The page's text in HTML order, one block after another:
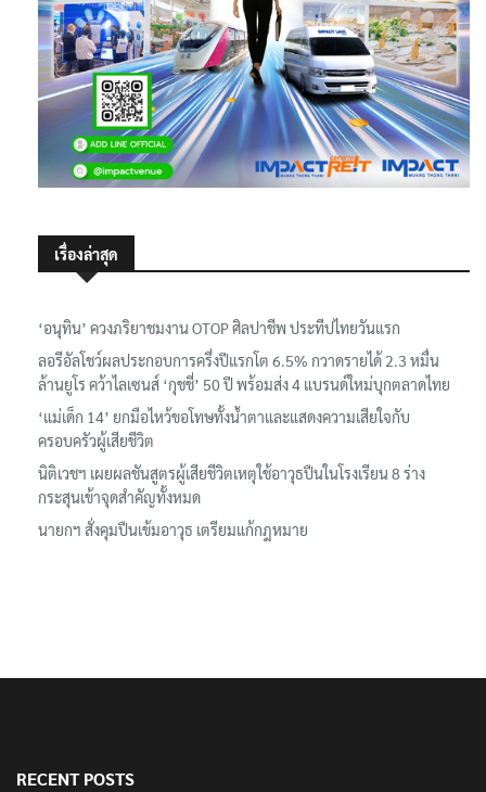
เรื่องล่าสุด
‘อนุทิน’ ควงภริยาชมงาน OTOP ศิลปาชีพ ประทีปไทยวันแรก
ลอรีอัลโชว์ผลประกอบการครึ่งปีแรกโต 6.5% กวาดรายได้ 2.3 หมื่น
ล้านยูโร คว้าไลเซนส์ ‘กุชชี่’ 50 ปี พร้อมส่ง 4 แบรนด์ใหม่บุกตลาดไทย
‘แม่เด็ก 14’ ยกมือไหว้ขอโทษทั้งน้ำตาและแสดงความเสียใจกับ
ครอบครัวผู้เสียชีวิต
นิติเวชฯ เผยผลชันสูตรผู้เสียชีวิตเหตุใช้อาวุธปืนในโรงเรียน 8 ร่าง
กระสุนเข้าจุดสำคัญทั้งหมด
นายกฯ สั่งคุมปืนเข้มอาวุธ เตรียมแก้กฎหมาย
RECENT POSTS